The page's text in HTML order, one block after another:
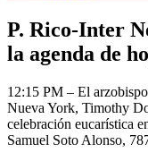
P. Rico-Inter
la agenda de
12:15 PM – El
Nueva York, Timothy
celebración eucarística
Samuel Soto Alonso,